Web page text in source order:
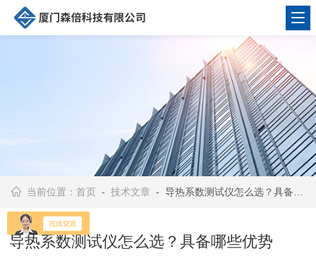
当前位置：首页 -技术文章 - 导热系数测试仪怎么选？具备哪些优势
导热系数测试仪怎么选？具备哪些优势